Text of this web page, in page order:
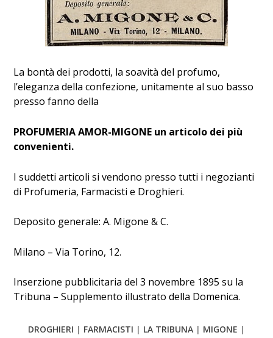
La bontà dei prodotti, la soavità del profumo,
l’eleganza della confezione, unitamente al suo basso
presso fanno della
PROFUMERIA AMOR-MIGONE un articolo dei più
convenienti.
I suddetti articoli si vendono presso tutti i negozianti
di Profumeria, Farmacisti e Droghieri.
Deposito generale: A. Migone & C.
Milano – Via Torino, 12.
Inserzione pubblicitaria del 3 novembre 1895 su la
Tribuna – Supplemento illustrato della Domenica.
DROGHIERI | FARMACISTI | LA TRIBUNA | MIGONE |